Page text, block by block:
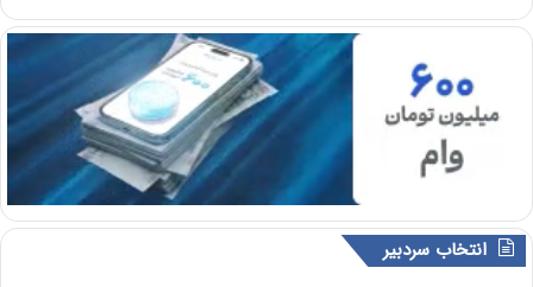
انتخاب سردبیر